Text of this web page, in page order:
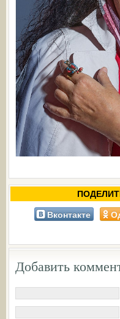
Вконтакте
Добавить